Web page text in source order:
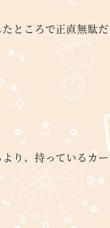
ところで正直無駄だ
り、持っているカー